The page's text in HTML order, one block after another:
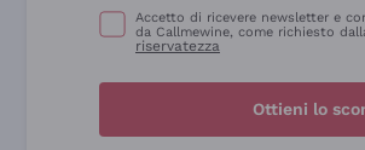
Accetto di ricevere newsletter e
da Callmewine, come richiesto
riservatezza
Ottieni lo